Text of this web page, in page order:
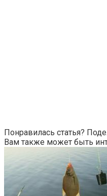
Понравилась статья?
Вам также может быть